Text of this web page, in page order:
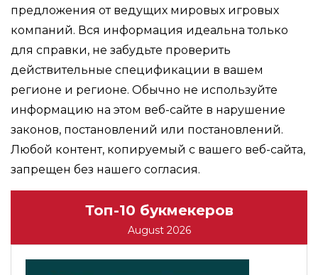
предложения от ведущих мировых игровых
компаний. Вся информация идеальна только
для справки, не забудьте проверить
действительные спецификации в вашем
регионе и регионе. Обычно не используйте
информацию на этом веб-сайте в нарушение
законов, постановлений или постановлений.
Любой контент, копируемый с вашего веб-сайта,
запрещен без нашего согласия.
Топ-10 букмекеров
August 2026